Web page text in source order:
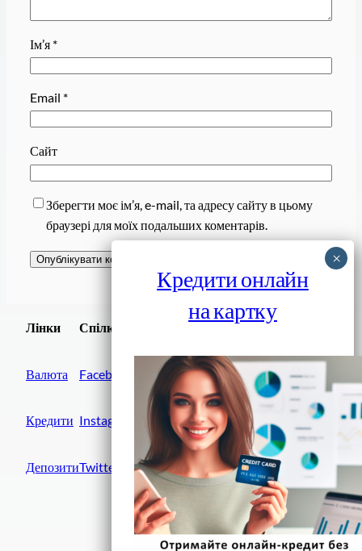
Ім’я *
Email *
Сайт
Зберегти моє ім’я, e-mail, та адресу сайту в цьому
браузері для моїх подальших коментарів.
Лінки
Валюта
Кредити
Депозити
Спілки
Facebook
Instagram
Twitter
Завантажити
Фінанси IN UA
вулиця Хрещатик, 14
Кредити онлайн
на картку